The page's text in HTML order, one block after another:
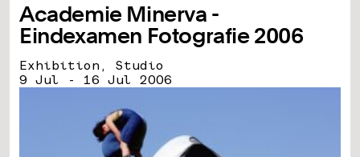
Academie Minerva -
Eindexamen Fotografie 2006
Exhibition, Studio
9 Jul - 16 Jul 2006